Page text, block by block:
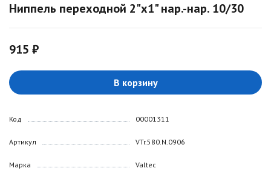
Ниппель переходной 2"х1" нар.-нар. 10/30
915 ₽
В корзину
Код
Артикул
Марка
00001311
VTr.580.N.0906
Valtec